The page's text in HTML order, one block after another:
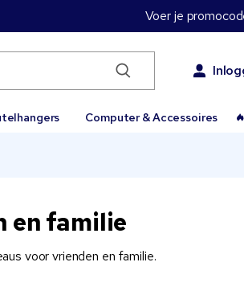
Voer je
Computer & Accessoires
en familie
voor vrienden en familie.